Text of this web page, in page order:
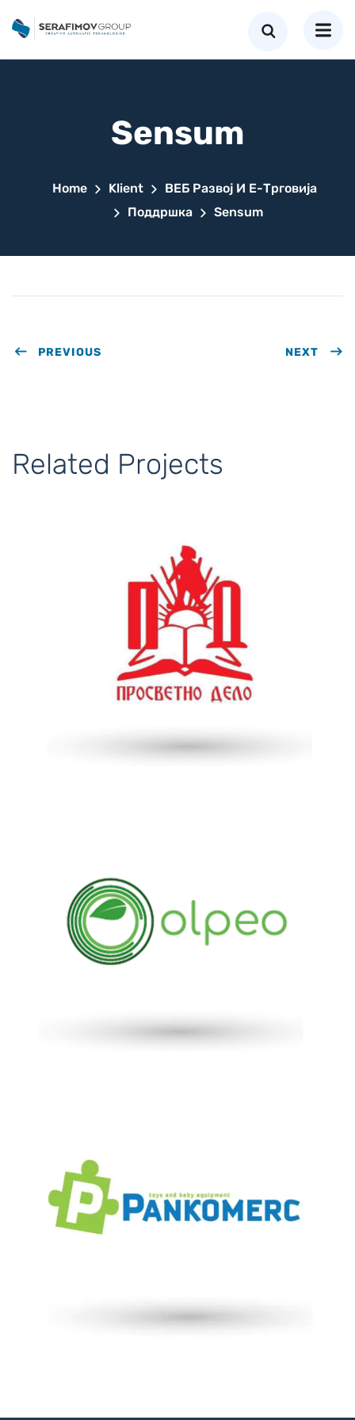
Sensum
Home Klient
ВЕБ Развој И Е-Трговија
Поддршка
Sensum
PREVIOUS NEXT
Related Projects